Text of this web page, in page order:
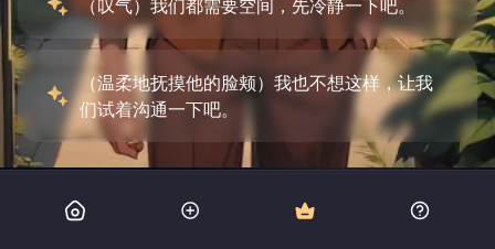
（叹气）我们都需要空间，先冷静一下吧。
（温柔地抚摸他的脸颊）我也不想这样，让我
们试着沟通一下吧。